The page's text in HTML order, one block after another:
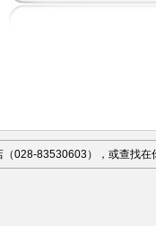
（028-83530603），或查找在